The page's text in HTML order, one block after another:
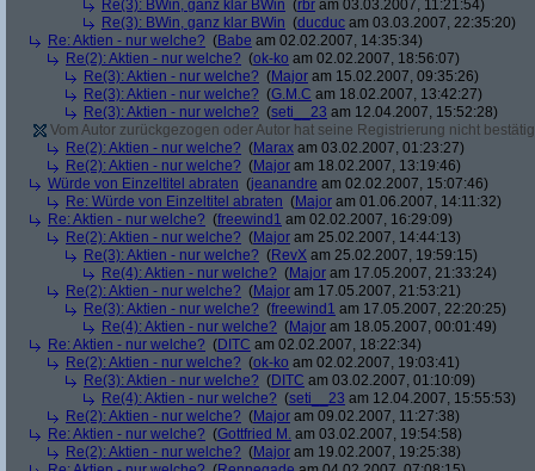
Re(3): BWin, ganz klar BWin (rbr am 03.03.2007, 11:21:54)
Re(3): BWin, ganz klar BWin (ducduc am 03.03.2007, 22:35:20)
Re: Aktien - nur welche? (Babe am 02.02.2007, 14:35:34)
Re(2): Aktien - nur welche? (ok-ko am 02.02.2007, 18:56:07)
Re(3): Aktien - nur welche? (Major am 15.02.2007, 09:35:26)
Re(3): Aktien - nur welche? (G.M.C am 18.02.2007, 13:42:27)
Re(3): Aktien - nur welche? (seti__23 am 12.04.2007, 15:52:28)
Vom Autor zurückgezogen oder Autor hat seine Registrierung nicht
Re(2): Aktien - nur welche? (Marax am 03.02.2007, 01:23:27)
Re(2): Aktien - nur welche? (Major am 18.02.2007, 13:19:46)
Würde von Einzeltitel abraten (jeanandre am 02.02.2007, 15:07:46)
Re: Würde von Einzeltitel abraten (Major am 01.06.2007, 14:11:32)
Re: Aktien - nur welche? (freewind1 am 02.02.2007, 16:29:09)
Re(2): Aktien - nur welche? (Major am 25.02.2007, 14:44:13)
Re(3): Aktien - nur welche? (RevX am 25.02.2007, 19:59:15)
Re(4): Aktien - nur welche? (Major am 17.05.2007, 21:33:24)
Re(2): Aktien - nur welche? (Major am 17.05.2007, 21:53:21)
Re(3): Aktien - nur welche? (freewind1 am 17.05.2007, 22:20:25)
Re(4): Aktien - nur welche? (Major am 18.05.2007, 00:01:49)
Re: Aktien - nur welche? (DITC am 02.02.2007, 18:22:34)
Re(2): Aktien - nur welche? (ok-ko am 02.02.2007, 19:03:41)
Re(3): Aktien - nur welche? (DITC am 03.02.2007, 01:10:09)
Re(4): Aktien - nur welche? (seti__23 am 12.04.2007, 15:55:53)
Re(2): Aktien - nur welche? (Major am 09.02.2007, 11:27:38)
Re: Aktien - nur welche? (Gottfried M. am 03.02.2007, 19:54:58)
Re(2): Aktien - nur welche? (Major am 19.02.2007, 19:25:38)